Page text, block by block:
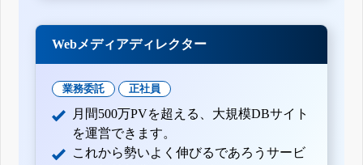
Webメディアディレクター
業務委託 正社員
月間500万PVを超える、大規模DBサイト
を運営できます。
これから勢いよく伸びるであろうサービ